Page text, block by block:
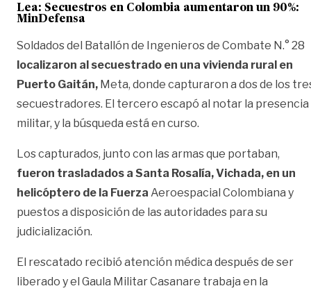
Lea: Secuestros en Colombia aumentaron un 90%:
MinDefensa
Soldados del Batallón de Ingenieros de Combate N.° 28
localizaron al secuestrado en una vivienda rural en
Puerto Gaitán, Meta, donde capturaron a dos de los
secuestradores. El tercero escapó al notar la presencia
militar, y la búsqueda está en curso.
Los capturados, junto con las armas que portaban,
fueron trasladados a Santa Rosalía, Vichada, en un
helicóptero de la Fuerza Aeroespacial Colombiana y
puestos a disposición de las autoridades para su
judicialización.
El rescatado recibió atención médica después de ser
liberado y el Gaula Militar Casanare trabaja en la